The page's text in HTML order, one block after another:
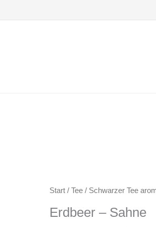
Inhalt
Start /Tee / Schwarzer Tee
Erdbeer – Sahne